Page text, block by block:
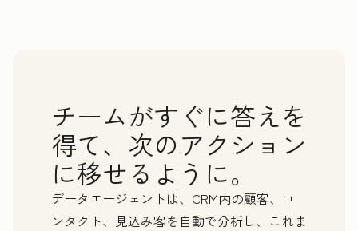
Phone Number*
Website URL *
チームがすぐに答えを
得て、次のアクション
に移せるように。
データエージェントは、CRM内の顧客、コ
ンタクト、見込み客を自動で分析し、これま